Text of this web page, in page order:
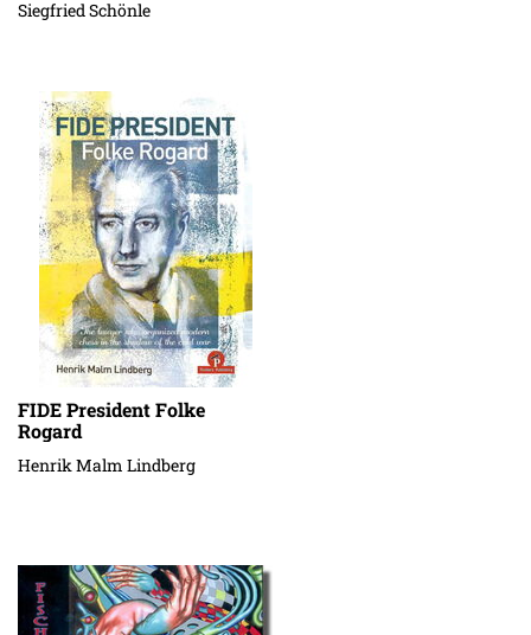
Siegfried Schönle
FIDE President Folke
Rogard
Henrik Malm Lindberg